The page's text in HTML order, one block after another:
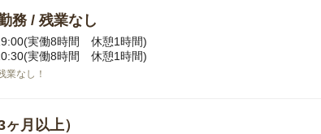
務 / 残業なし
実働8時間 休憩1時間)
実働8時間 休憩1時間)
業なし！
月以上）